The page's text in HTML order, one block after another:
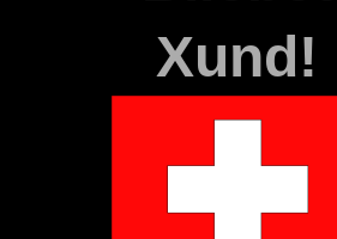
Xund!